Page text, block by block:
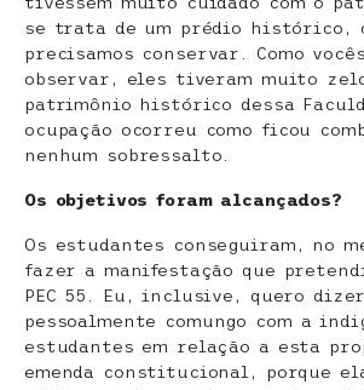
se trata de um prédio histórico,
precisamos conservar. Como
observar, eles tiveram muito
patrimônio histórico dessa
ocupação ocorreu como ficou
nenhum sobressalto.
Os objetivos foram alcançados?
Os estudantes conseguiram, no
fazer a manifestação que
PEC 55. Eu, inclusive, quero
pessoalmente comungo com a
estudantes em relação a esta
emenda constitucional, porque